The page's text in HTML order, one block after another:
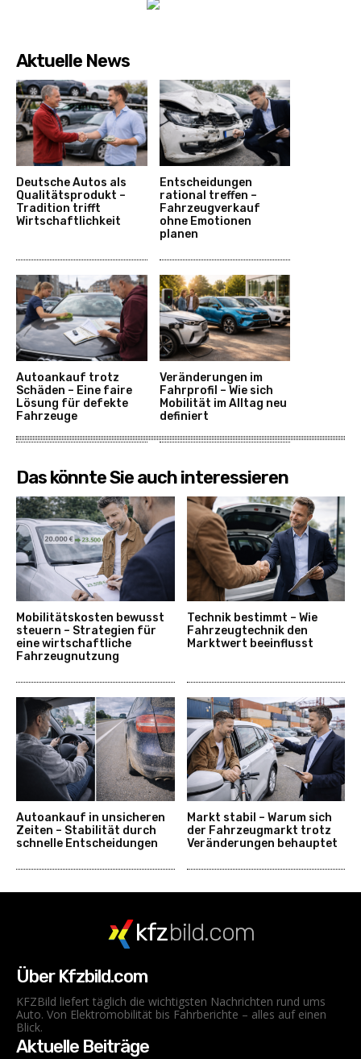
Aktuelle News
Deutsche Autos als
Qualitätsprodukt –
Tradition trifft
Wirtschaftlichkeit
Entscheidungen
rational treffen –
Fahrzeugverkauf
ohne Emotionen
planen
Autoankauf trotz
Schäden – Eine faire
Lösung für defekte
Fahrzeuge
Veränderungen im
Fahrprofil – Wie sich
Mobilität im Alltag neu
definiert
Das könnte Sie auch interessieren
Mobilitätskosten bewusst
steuern – Strategien für
eine wirtschaftliche
Fahrzeugnutzung
Technik bestimmt – Wie
Fahrzeugtechnik den
Marktwert beeinflusst
Autoankauf in unsicheren
Zeiten – Stabilität durch
schnelle Entscheidungen
Markt stabil – Warum sich
der Fahrzeugmarkt trotz
Veränderungen behauptet
kfzbild.com
Über Kfzbild.com
KFZBild liefert täglich die wichtigsten Nachrichten rund ums
Auto. Von Elektromobilität bis Fahrberichte – alles auf einen
Blick.
Aktuelle Beiträge